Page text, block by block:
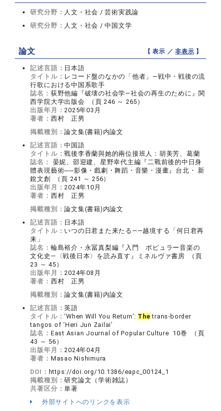
研究分野： 人文・社会 / 芸術実践論
研究分野： 人文・社会 / 中国文学
論文 【 表示 ／非表示 】
記述言語： 日本語
タイトル： レコード盤のなかの「他者」―戦中・戦後の流
行歌における中国系歌手
誌名： 荻野他編『破壊の社会学―社会の再生のために』関
西学院大学出版会 （頁 246 ～ 265）
出版年月：2025年03月
著者： 西村 正男
掲載種別：論文集(書籍)内論文
記述言語：中国語
タイトル：戰後李香蘭與她的兩位接班人：胡美芳、葛蘭
誌名：
晏妮、邵迎建、星野幸代主編『二戰前後的中日身
體表現藝術──影像・戲劇・舞蹈・音樂・漫畫』台北・ 新
銳文創 （頁 241 ～ 256）
出版年月：2024年10月
著者： 西村 正男
掲載種別：論文集(書籍)内論文
記述言語： 日本語
タイトル： いつの日君また来たる――越境する「何日君再
来」
誌名： 輪島裕介・永冨真梨編『入門 ポピュラー音楽の
文化史―〈戦後日本〉を読み直す』ミネルヴァ書房 （頁
23 ～ 45）
出版年月：2024年08月
著者： 西村 正男
掲載種別：論文集(書籍)内論文
記述言語：英語
タイトル：‘When Will You Return’: The trans-border
tangos of ‘Heri Jun Zailai’
誌名： East Asian Journal of Popular Culture 10巻 （頁
43 ～ 56）
出版年月：2024年04月
著者： Masao Nishimura
DOI： https://doi.org/10.1386/eapc_00124_1
掲載種別：研究論文（学術雑誌）
共著区分：単著
外部サイトへのリンクを表示